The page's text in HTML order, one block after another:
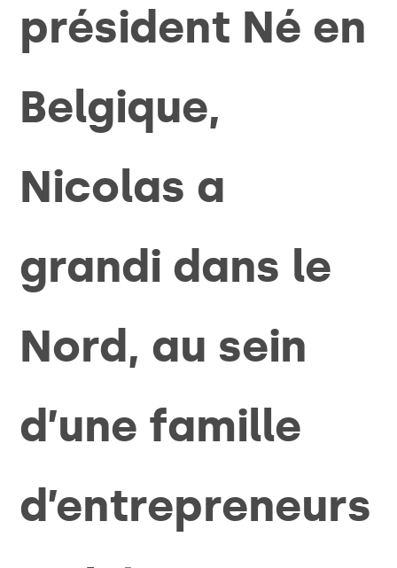
président Né en
Belgique,
Nicolas a
grandi dans le
Nord, au sein
d’une famille
d’entrepreneurs